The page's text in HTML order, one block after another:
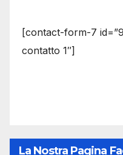
[contact-form-7
contatto 1″]
La Nostra Pagina